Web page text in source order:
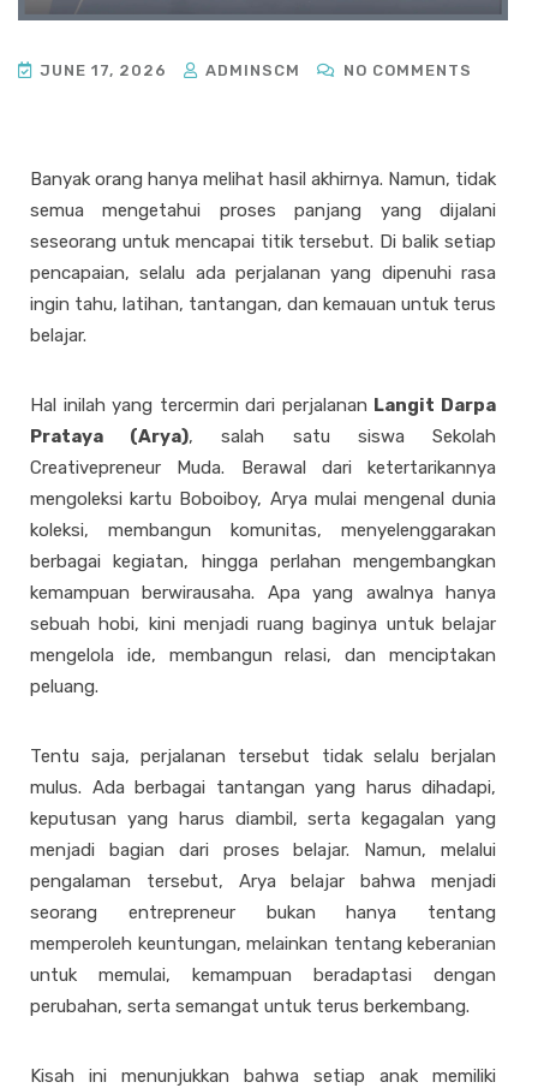
JUNE 17, 2026 ADMINSCM NO COMMENTS
Banyak orang hanya melihat hasil akhirnya. Namun, tidak
semua mengetahui proses panjang yang dijalani
seseorang untuk mencapai titik tersebut. Di balik setiap
pencapaian, selalu ada perjalanan yang dipenuhi rasa
ingin tahu, latihan, tantangan, dan kemauan untuk terus
belajar.
Hal inilah yang tercermin dari perjalanan Langit Darpa
Prataya (Arya), salah satu siswa Sekolah
Creativepreneur Muda. Berawal dari ketertarikannya
mengoleksi kartu Boboiboy, Arya mulai mengenal dunia
koleksi, membangun komunitas, menyelenggarakan
berbagai kegiatan, hingga perlahan mengembangkan
kemampuan berwirausaha. Apa yang awalnya hanya
sebuah hobi, kini menjadi ruang baginya untuk belajar
mengelola ide, membangun relasi, dan menciptakan
peluang.
Tentu saja, perjalanan tersebut tidak selalu berjalan
mulus. Ada berbagai tantangan yang harus dihadapi,
keputusan yang harus diambil, serta kegagalan yang
menjadi bagian dari proses belajar. Namun, melalui
pengalaman tersebut, Arya belajar bahwa menjadi
seorang entrepreneur bukan hanya tentang
memperoleh keuntungan, melainkan tentang keberanian
untuk memulai, kemampuan beradaptasi dengan
perubahan, serta semangat untuk terus berkembang.
Kisah ini menunjukkan bahwa setiap anak memiliki